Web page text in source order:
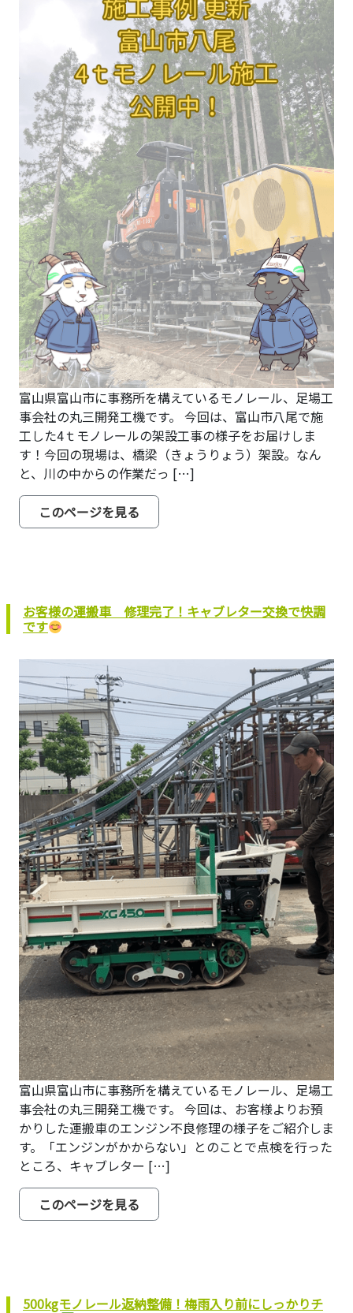
富山県富山市に事務所を構えているモノレール、足場工
事会社の丸三開発工機です。 今回は、富山市八尾で施
工した4ｔモノレールの架設工事の様子をお届けしま
す！今回の現場は、橋梁（きょうりょう）架設。なん
と、川の中からの作業だっ […]
このページを見る
お客様の運搬車 修理完了！キャブレター交換で快調
です
富山県富山市に事務所を構えているモノレール、足場工
事会社の丸三開発工機です。 今回は、お客様よりお預
かりした運搬車のエンジン不良修理の様子をご紹介しま
す。「エンジンがかからない」とのことで点検を行った
ところ、キャブレター […]
このページを見る
500kgモノレール返納整備！梅雨入り前にしっかりチ